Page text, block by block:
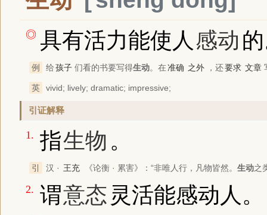
◎ 具有活力能使人 感动
例 给孩子 们看的书要写得生动。在准确 之外 ，还要求 文章
英 vivid; lively; dramatic; impressive;
引证解释
1. 指生物 。
引 汉 · 王充 《论衡 · 累害》 ：“非唯人行，凡物皆然。 生动之
2. 谓意态 灵活能感动人。